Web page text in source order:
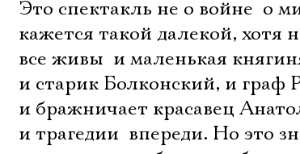
Это спектакль не о войне  о
кажется такой далекой, хотя
все живы  и маленькая
и старик Болконский, и граф
и бражничает красавец
и трагедии  впереди. Но это